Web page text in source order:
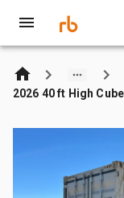
2026 40 ft High